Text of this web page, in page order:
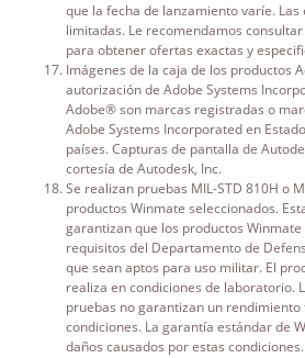
que la fecha de lanzamiento varíe. Las
limitadas. Le recomendamos
para obtener ofertas exactas y
Imágenes de la caja de los productos
autorización de Adobe Systems
Adobe® son marcas registradas o
Adobe Systems Incorporated en
países. Capturas de pantalla de
cortesía de Autodesk, Inc.
Se realizan pruebas MIL-STD 810H o
productos Winmate seleccionados.
garantizan que los productos Winmate
requisitos del Departamento de
que sean aptos para uso militar. El
realiza en condiciones de laboratorio.
pruebas no garantizan un rendimiento
condiciones. La garantía estándar de
daños causados ​​por estas condiciones.